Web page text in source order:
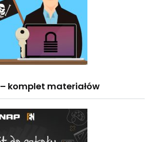
– komplet materiałów